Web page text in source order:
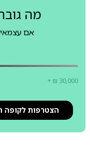
מה
אם
+ ₪ 30,000
הצטרפות לקופה